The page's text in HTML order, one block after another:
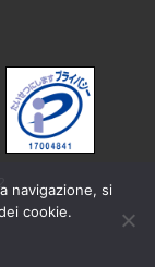
navigazione, si
cookie.